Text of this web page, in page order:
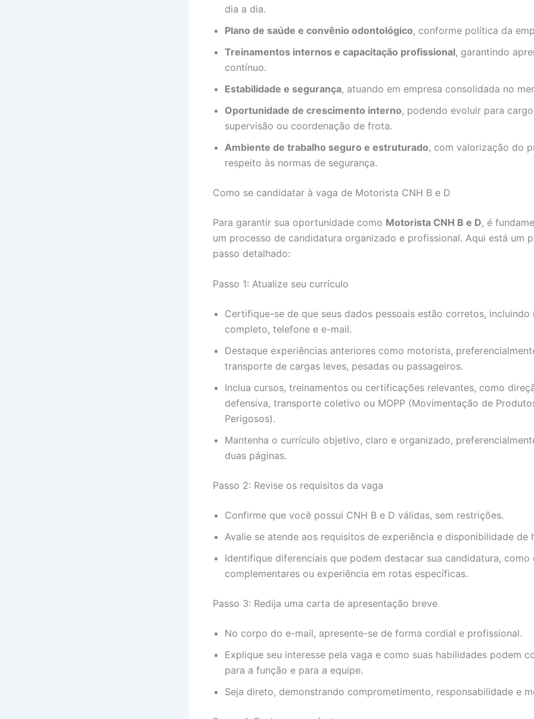
dia a dia.
Plano de saúde e convênio odontológico, conforme política da
Treinamentos internos e capacitação profissional, garantindo
contínuo.
Estabilidade e segurança, atuando em empresa consolidada no
Oportunidade de crescimento interno, podendo evoluir para
supervisão ou coordenação de frota.
Ambiente de trabalho seguro e estruturado, com valorização do
respeito às normas de segurança.
Como se candidatar à vaga de Motorista CNH B e D
Para garantir sua oportunidade como Motorista CNH B e D, é
um processo de candidatura organizado e profissional. Aqui está um
passo detalhado:
Passo 1: Atualize seu currículo
Certifique-se de que seus dados pessoais estão corretos, incluindo
completo, telefone e e-mail.
Destaque experiências anteriores como motorista,
transporte de cargas leves, pesadas ou passageiros.
Inclua cursos, treinamentos ou certificações relevantes, como
defensiva, transporte coletivo ou MOPP (Movimentação de
Perigosos).
Mantenha o currículo objetivo, claro e organizado,
duas páginas.
Passo 2: Revise os requisitos da vaga
Confirme que você possui CNH B e D válidas, sem restrições.
Avalie se atende aos requisitos de experiência e disponibilidade de
Identifique diferenciais que podem destacar sua candidatura, como
complementares ou experiência em rotas específicas.
Passo 3: Redija uma carta de apresentação breve
No corpo do e-mail, apresente-se de forma cordial e profissional.
Explique seu interesse pela vaga e como suas habilidades podem
para a função e para a equipe.
Seja direto, demonstrando comprometimento, responsabilidade e